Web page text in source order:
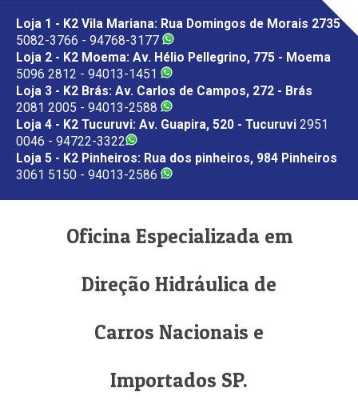
Loja 1 - K2 Vila Mariana: Rua Domingos de Morais 2735
5082-3766 - 94768-3177
Loja 2 - K2 Moema: Av. Hélio Pellegrino, 775 - Moema
5096 2812 - 94013-1451
Loja 3 - K2 Brás: Av. Carlos de Campos, 272 - Brás
2081 2005 - 94013-2588
Loja 4 - K2 Tucuruvi: Av. Guapira, 520 - Tucuruvi 2951
0046 - 94722-3322
Loja 5 - K2 Pinheiros: Rua dos pinheiros, 984 Pinheiros
3061 5150 - 94013-2586
Oficina Especializada em
Direção Hidráulica de
Carros Nacionais e
Importados SP.